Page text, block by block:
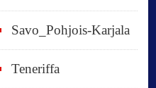
Savo_Pohjois-Karjala
Teneriffa